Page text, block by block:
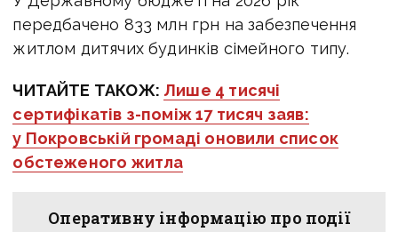
передбачено 833 млн грн на забезпечення
житлом дитячих будинків сімейного типу.
ЧИТАЙТЕ ТАКОЖ: Лише 4 тисячі
сертифікатів з-поміж 17 тисяч заяв:
у Покровській громаді оновили список
обстеженого житла
Оперативну інформацію про події